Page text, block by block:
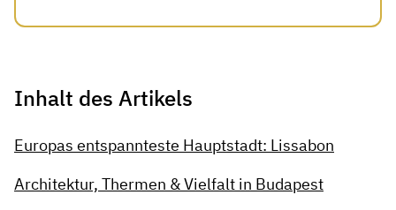
Inhalt des Artikels
Europas entspannteste Hauptstadt: Lissabon
Architektur, Thermen & Vielfalt in Budapest